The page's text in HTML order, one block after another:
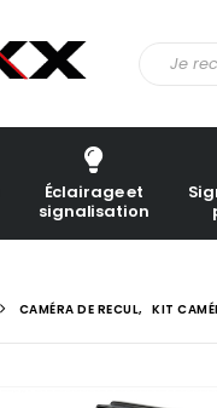
Éclairage et
signalisation
CAMÉRA DE RECUL, KIT